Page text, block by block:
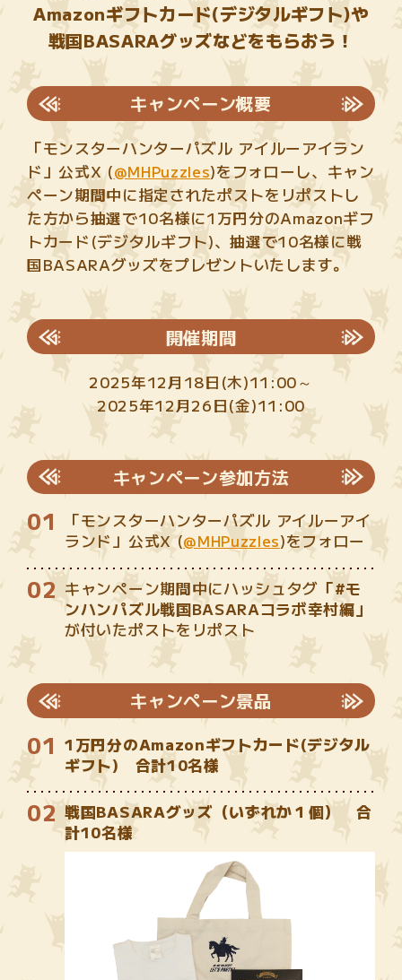
Amazonギフトカード(デジタルギフト)や
戦国BASARAグッズなどをもらおう！
キャンペーン概要
「モンスターハンターパズル アイルーアイラン
ド」公式X (@MHPuzzles)をフォローし、キャン
ペーン期間中に指定されたポストをリポストし
た方から抽選で10名様に1万円分のAmazonギフ
トカード(デジタルギフト)、抽選で10名様に戦
国BASARAグッズをプレゼントいたします。
開催期間
2025年12月18日(木)11:00～
2025年12月26日(金)11:00
キャンペーン参加方法
「モンスターハンターパズル アイルーアイ
ランド」公式X (@MHPuzzles)をフォロー
キャンペーン期間中にハッシュタグ 「#モ
ンハンパズル戦国BASARAコラボ幸村編」
が付いたポストをリポスト
キャンペーン景品
1万円分のAmazonギフトカード(デジタル
ギフト) 合計10名様
戦国BASARAグッズ（いずれか１個） 合
計10名様